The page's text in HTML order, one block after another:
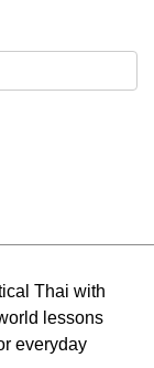
Thai with
lessons
everyday